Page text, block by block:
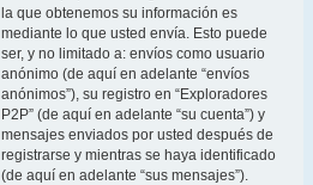
la que obtenemos su información es
mediante lo que usted envía. Esto puede
ser, y no limitado a: envíos como usuario
anónimo (de aquí en adelante “envíos
anónimos”), su registro en “Exploradores
P2P” (de aquí en adelante “su cuenta”) y
mensajes enviados por usted después de
registrarse y mientras se haya identificado
(de aquí en adelante “sus mensajes”).